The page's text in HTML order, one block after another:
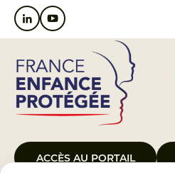
ACCÈS AU PORTAIL